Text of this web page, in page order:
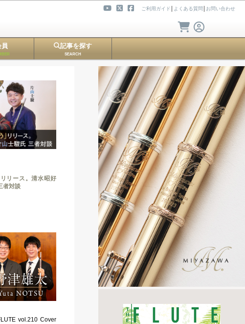
ご利用ガイド よくある質問 お問い合わせ
員 記事を探す
SEARCH
リース。清水昭好
者対談
vol.210 Cover